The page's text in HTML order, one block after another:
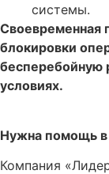
системы.
Своевременная
блокировки
бесперебойную
условиях.
Нужна помощь в
Компания